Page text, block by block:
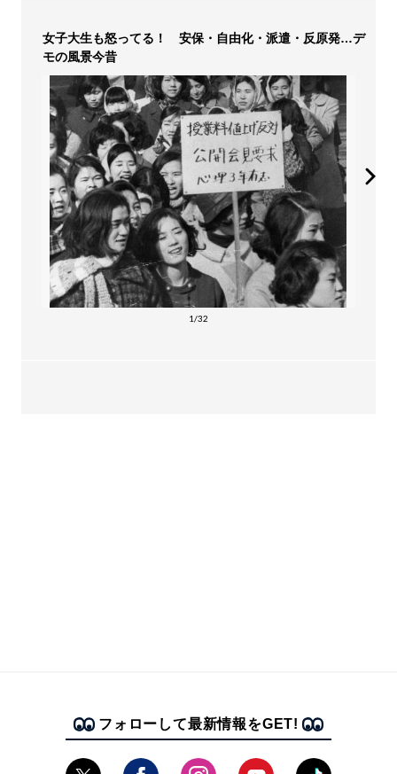
女子大生も怒ってる！ 安保・自由化・派遣・反原発…デ
モの風景今昔
1/32
フォローして最新情報をGET!